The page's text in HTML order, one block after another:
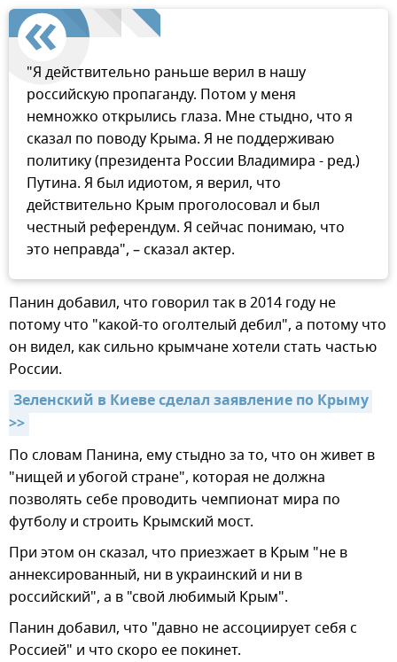
"Я действительно раньше верил в нашу
российскую пропаганду. Потом у меня
немножко открылись глаза. Мне стыдно, что я
сказал по поводу Крыма. Я не поддерживаю
политику (президента России Владимира - ред.)
Путина. Я был идиотом, я верил, что
действительно Крым проголосовал и был
честный референдум. Я сейчас понимаю, что
это неправда", – сказал актер.
Панин добавил, что говорил так в 2014 году не
потому что "какой-то оголтелый дебил", а потому что
он видел, как сильно крымчане хотели стать частью
России.
Зеленский в Киеве сделал заявление по Крыму
>>
По словам Панина, ему стыдно за то, что он живет в
"нищей и убогой стране", которая не должна
позволять себе проводить чемпионат мира по
футболу и строить Крымский мост.
При этом он сказал, что приезжает в Крым "не в
аннексированный, ни в украинский и ни в
российский", а в "свой любимый Крым".
Панин добавил, что "давно не ассоциирует себя с
Россией" и что скоро ее покинет.